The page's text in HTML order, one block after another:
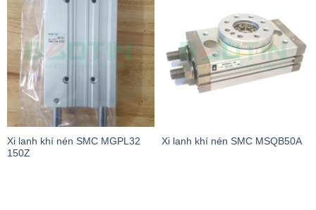
Xi lanh khí nén SMC MGPL32
150Z
Xi lanh khí nén SMC MSQB50A